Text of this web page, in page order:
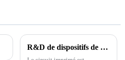
R&D de dispositifs de protection environnementale pour le nettoyage des circuits imprimés